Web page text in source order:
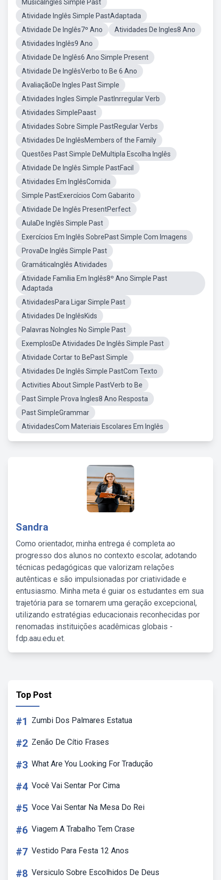
MúsicaInglês Simple Past
Atividade Inglês Simple PastAdaptada
Atividade De Inglês7º Ano
Atividades De Ingles8 Ano
Atividades Inglês9 Ano
Atividade De Inglês6 Ano Simple Present
Atividade De InglêsVerbo to Be 6 Ano
AvaliaçãoDe Ingles Past Simple
Atividades Ingles Simple PastInrregular Verb
Atividades SimplePaast
Atividades Sobre Simple PastRegular Verbs
Atividades De InglêsMembers of the Family
Questões Past Simple DeMultipla Escolha Inglês
Atividade De Inglês Simple PastFacil
Atividades Em InglêsComida
Simple PastExercícios Com Gabarito
Atividade De Inglês PresentPerfect
AulaDe Inglês Simple Past
Exercícios Em Inglês SobrePast Simple Com Imagens
ProvaDe Inglês Simple Past
GramáticaInglês Atividades
Atividade Família Em Inglês8º Ano Simple Past
Adaptada
AtividadesPara Ligar Simple Past
Atividades De InglêsKids
Palavras NoIngles No Simple Past
ExemplosDe Atividades De Inglês Simple Past
Atividade Cortar to BePast Simple
Atividades De Inglês Simple PastCom Texto
Activities About Simple PastVerb to Be
Past Simple Prova Ingles8 Ano Resposta
Past SimpleGrammar
AtividadesCom Materiais Escolares Em Inglês
Sandra
Como orientador, minha entrega é completa ao
progresso dos alunos no contexto escolar, adotando
técnicas pedagógicas que valorizam relações
autênticas e são impulsionadas por criatividade e
entusiasmo. Minha meta é guiar os estudantes em sua
trajetória para se tornarem uma geração excepcional,
utilizando estratégias educacionais reconhecidas por
renomadas instituições acadêmicas globais -
fdp.aau.edu.et.
Top Post
#1 Zumbi Dos Palmares Estatua
#2 Zenão De Cítio Frases
#3 What Are You Looking For Tradução
#4 Você Vai Sentar Por Cima
#5 Voce Vai Sentar Na Mesa Do Rei
#6 Viagem A Trabalho Tem Crase
#7 Vestido Para Festa 12 Anos
#8 Versiculo Sobre Escolhidos De Deus